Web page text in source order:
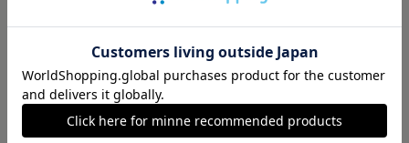
minneで買いたい
作品をさがす
ショップをさがす